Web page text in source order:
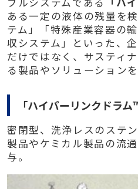
ある一定の液体の残量を
テム」「特殊産業容器の
収システム」といった、
だけではなく、サスティ
る製品やソリューション
「ハイパーリンクドラム
密閉型、洗浄レスのステ
製品やケミカル製品の流
与。